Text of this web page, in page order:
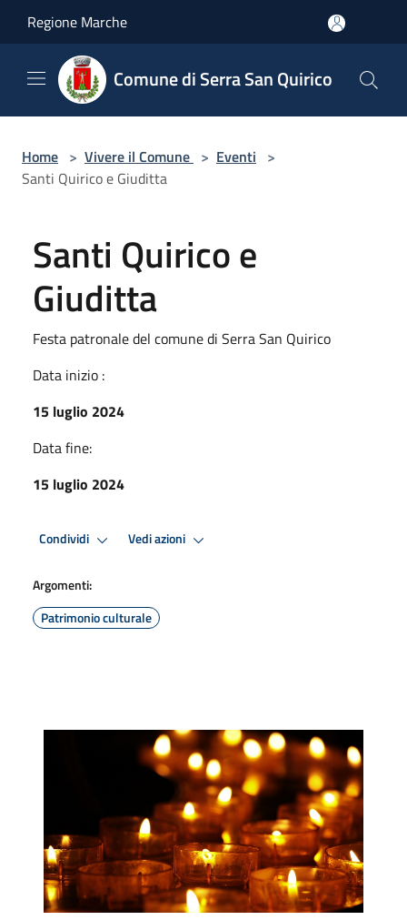
Regione Marche
Comune di Serra San Quirico
Home > Vivere il Comune > Eventi >
Santi Quirico e Giuditta
Santi Quirico e
Giuditta
Festa patronale del comune di Serra San Quirico
Data inizio :
15 luglio 2024
Data fine:
15 luglio 2024
Condividi Vedi azioni
Argomenti:
Patrimonio culturale